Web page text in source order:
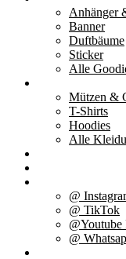
Anhänger
Banner
Duftbäume
Sticker
Alle
Mützen &
T-Shirts
Hoodies
Alle
@
@ TikTok
@Youtube
@